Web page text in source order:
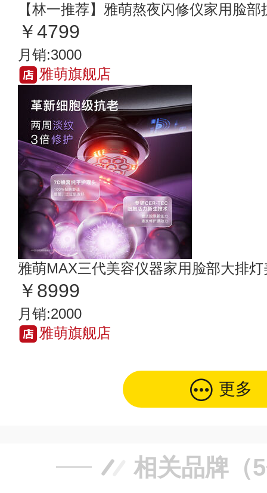
【林一推荐】雅萌熬夜闪修仪家用脸
￥4799
月销:3000
雅萌旗舰店
雅萌MAX三代美容仪器家用脸部大排
￥8999
月销:2000
雅萌旗舰店
更多
相关品牌（